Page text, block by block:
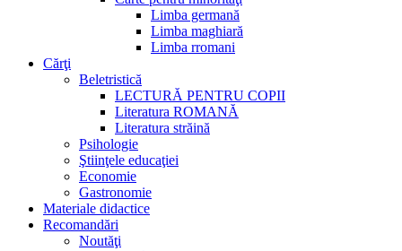
Limba germană
Limba maghiară
Limba rromani
Cărţi
Beletristică
LECTURĂ PENTRU COPII
Literatura ROMANĂ
Literatura străină
Psihologie
Ştiinţele educaţiei
Economie
Gastronomie
Materiale didactice
Recomandări
Noutăţi